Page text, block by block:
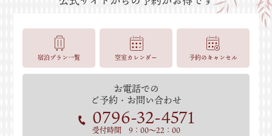
お電話での
ご予約・お問い合わせ
0796-32-4571
受付時間 9：00～22：00
宿泊プラン一覧 空室カレンダー 予約のキャンセル